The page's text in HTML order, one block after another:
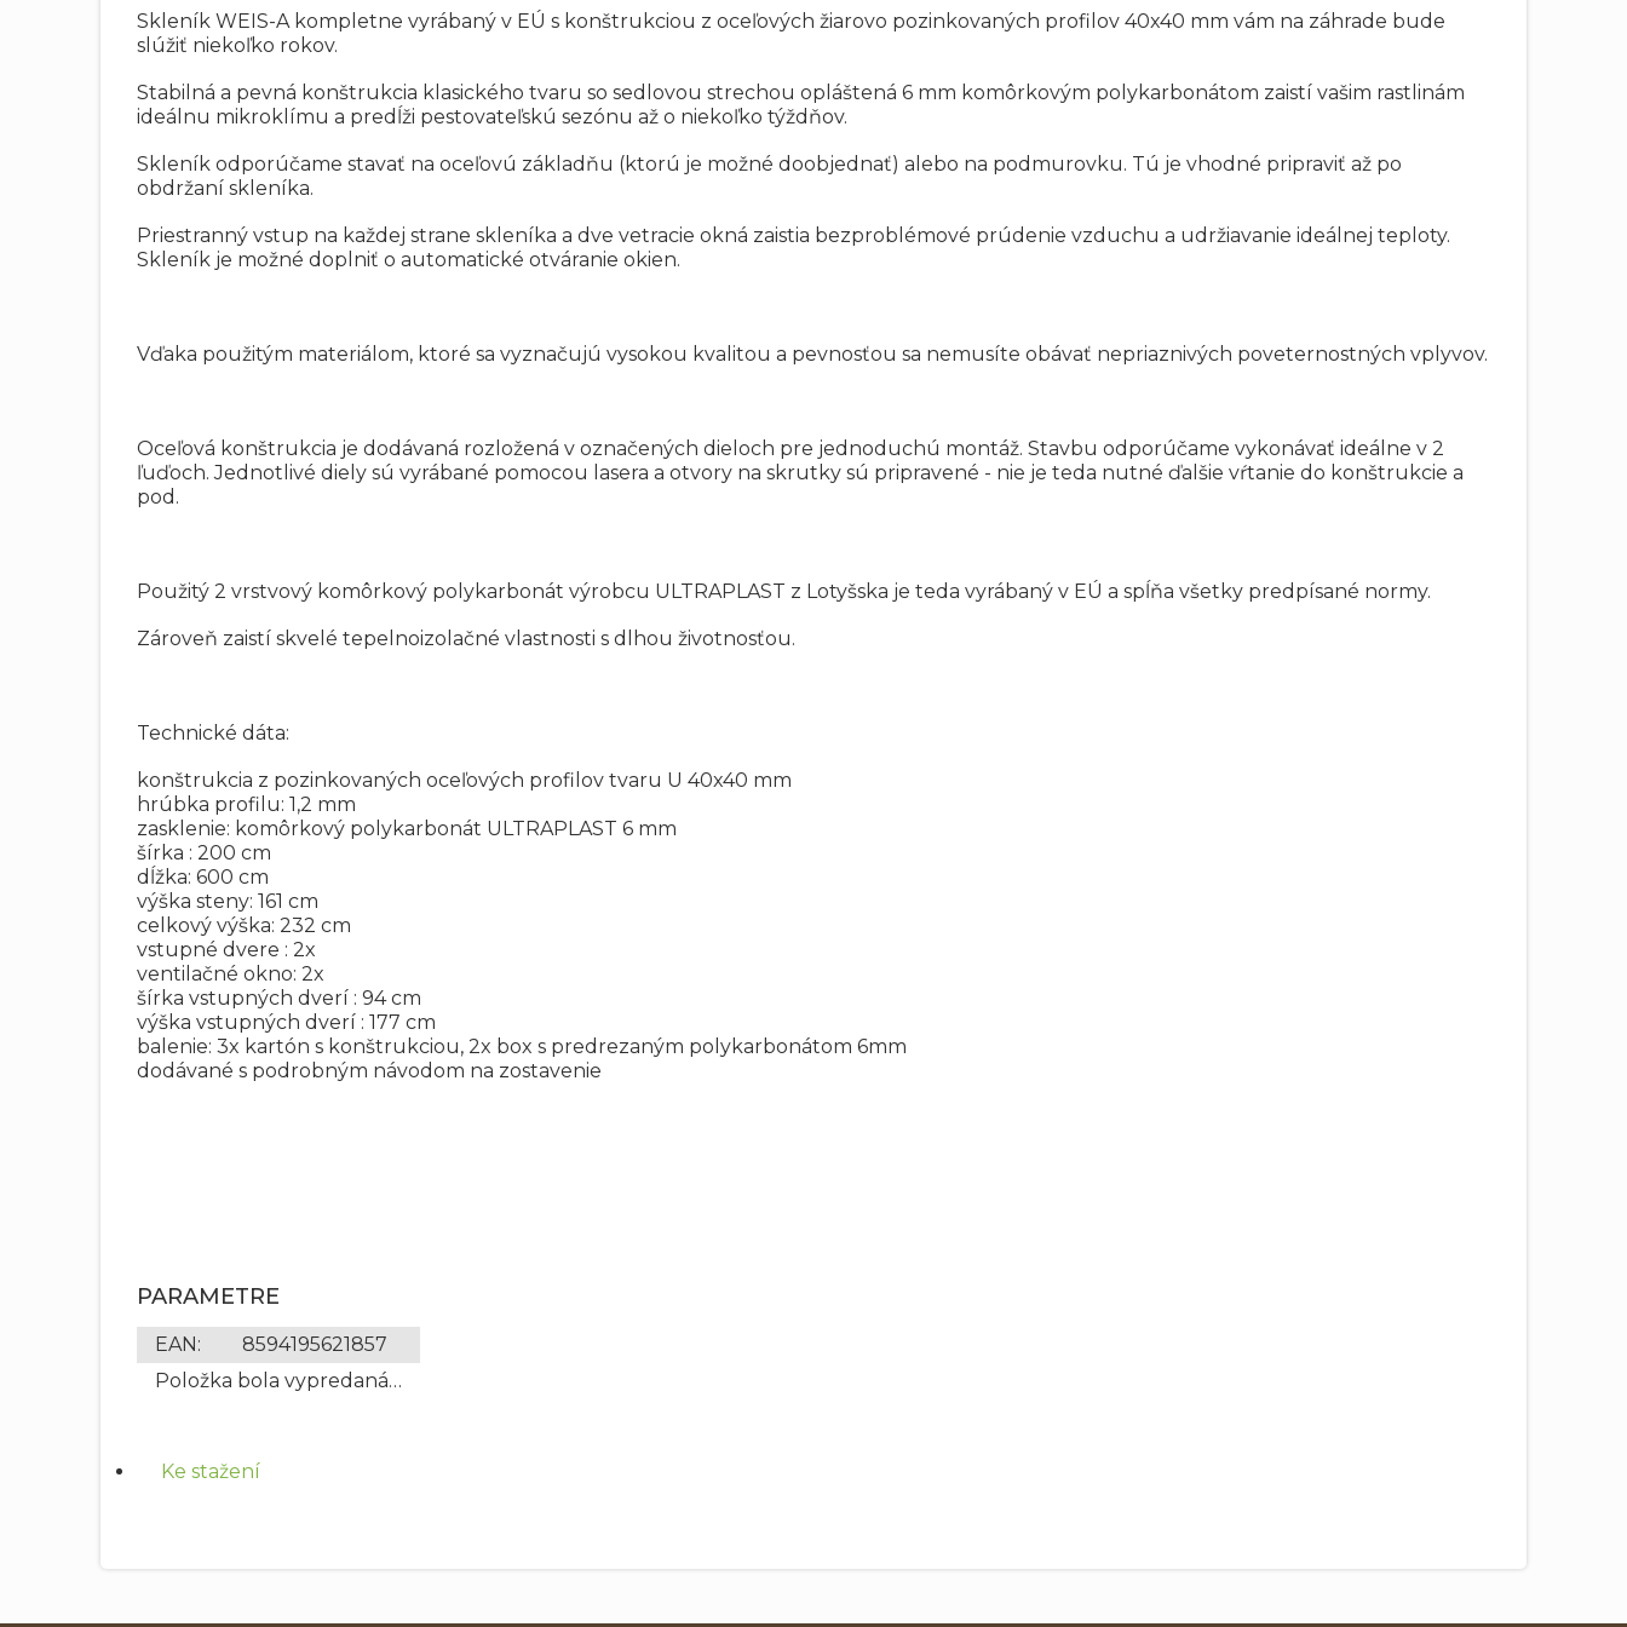
Skleník WEIS-A kompletne vyrábaný v EÚ s konštrukciou z oceľových žiarovo pozinkovaných profilov 40x40 mm vám na záhrade bude
slúžiť niekoľko rokov.
Stabilná a pevná konštrukcia klasického tvaru so sedlovou strechou opláštená 6 mm komôrkovým polykarbonátom zaistí vašim rastlinám
ideálnu mikroklímu a predĺži pestovateľskú sezónu až o niekoľko týždňov.
Skleník odporúčame stavať na oceľovú základňu (ktorú je možné doobjednať) alebo na podmurovku. Tú je vhodné pripraviť až po
obdržaní skleníka.
Priestranný vstup na každej strane skleníka a dve vetracie okná zaistia bezproblémové prúdenie vzduchu a udržiavanie ideálnej teploty.
Skleník je možné doplniť o automatické otváranie okien.
Vďaka použitým materiálom, ktoré sa vyznačujú vysokou kvalitou a pevnosťou sa nemusíte obávať nepriaznivých poveternostných vplyvov.
Oceľová konštrukcia je dodávaná rozložená v označených dieloch pre jednoduchú montáž. Stavbu odporúčame vykonávať ideálne v 2
ľuďoch. Jednotlivé diely sú vyrábané pomocou lasera a otvory na skrutky sú pripravené - nie je teda nutné ďalšie vŕtanie do konštrukcie a
pod.
Použitý 2 vrstvový komôrkový polykarbonát výrobcu ULTRAPLAST z Lotyšska je teda vyrábaný v EÚ a spĺňa všetky predpísané normy.
Zároveň zaistí skvelé tepelnoizolačné vlastnosti s dlhou životnosťou.
Technické dáta:
konštrukcia z pozinkovaných oceľových profilov tvaru U 40x40 mm
hrúbka profilu: 1,2 mm
zasklenie: komôrkový polykarbonát ULTRAPLAST 6 mm
šírka : 200 cm
dĺžka: 600 cm
výška steny: 161 cm
celkový výška: 232 cm
vstupné dvere : 2x
ventilačné okno: 2x
šírka vstupných dverí : 94 cm
výška vstupných dverí : 177 cm
balenie: 3x kartón s konštrukciou, 2x box s predrezaným polykarbonátom 6mm
dodávané s podrobným návodom na zostavenie
PARAMETRE
EAN:
8594195621857
Položka bola vypredaná…
Ke stažení